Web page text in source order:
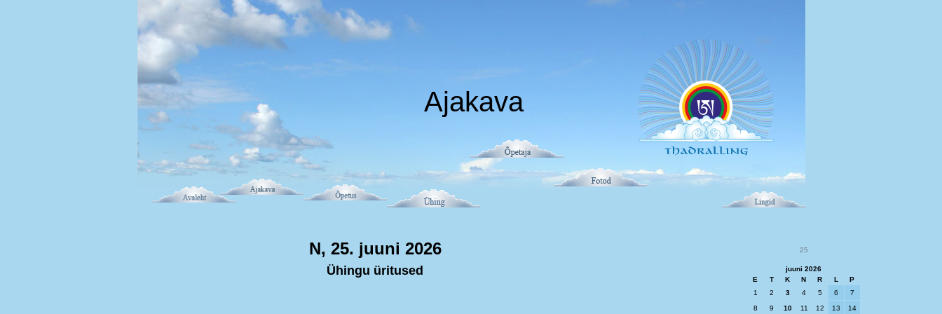
Ajakava
N, 25. juuni 2026
Ühingu üritused
25
juuni 2026
E
T K N R L
P
1
2 3 4 5 6
7
8
9 10 11 12 13 14